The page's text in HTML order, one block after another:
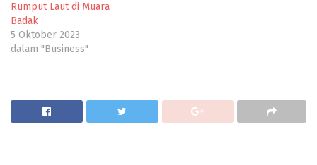
Rumput Laut di Muara
Badak
5 Oktober 2023
dalam "Business"